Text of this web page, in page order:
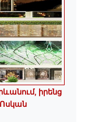
իրենց